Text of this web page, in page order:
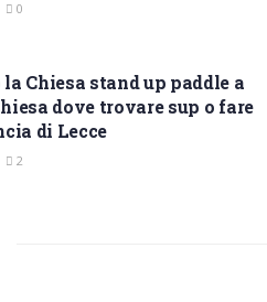
0
Chiesa stand up paddle a
dove trovare sup o fare
di Lecce
2